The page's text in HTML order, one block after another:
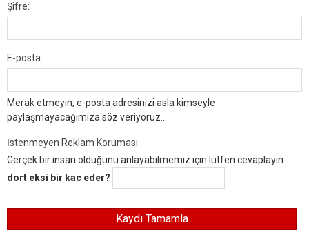
Şifre:
E-posta:
Merak etmeyin, e-posta adresinizi asla kimseyle
paylaşmayacağımıza söz veriyoruz...
İstenmeyen Reklam Koruması:
Gerçek bir insan olduğunu anlayabilmemiz için lütfen cevaplayın:.
dort eksi bir kac eder?